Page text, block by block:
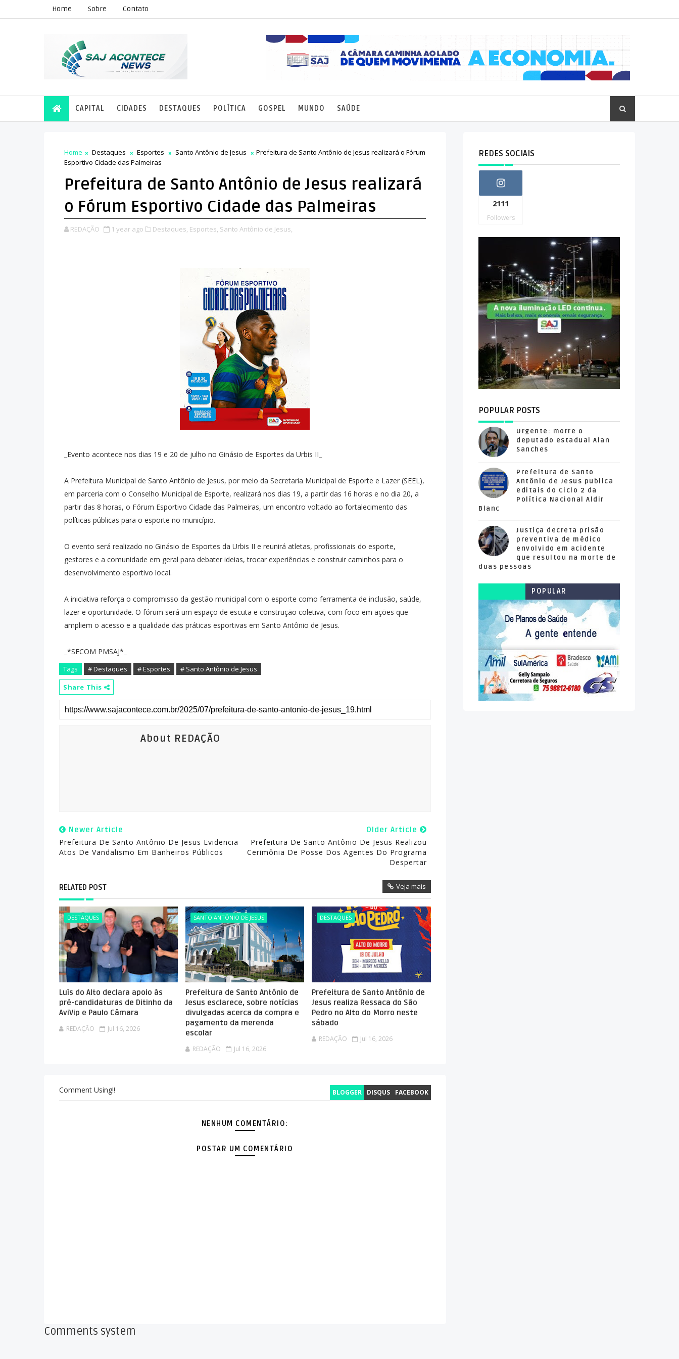
Home Sobre Contato
CAPITAL CIDADES DESTAQUES POLÍTICA GOSPEL MUNDO SAÚDE
Home Destaques Esportes Santo Antônio de Jesus
Prefeitura de Santo Antônio de Jesus realizará o Fórum
Esportivo Cidade das Palmeiras
Prefeitura de Santo Antônio de Jesus realizará
o Fórum Esportivo Cidade das Palmeiras
REDAÇÃO 1 year ago Destaques, Esportes, Santo Antônio de Jesus,
_Evento acontece nos dias 19 e 20 de julho no Ginásio de Esportes da Urbis II_
A Prefeitura Municipal de Santo Antônio de Jesus, por meio da Secretaria Municipal de Esporte e Lazer (SEEL),
em parceria com o Conselho Municipal de Esporte, realizará nos dias 19, a partir das 16 horas e no dia 20, a
partir das 8 horas, o Fórum Esportivo Cidade das Palmeiras, um encontro voltado ao fortalecimento das
políticas públicas para o esporte no município.
O evento será realizado no Ginásio de Esportes da Urbis II e reunirá atletas, profissionais do esporte,
gestores e a comunidade em geral para debater ideias, trocar experiências e construir caminhos para o
desenvolvimento esportivo local.
A iniciativa reforça o compromisso da gestão municipal com o esporte como ferramenta de inclusão, saúde,
lazer e oportunidade. O fórum será um espaço de escuta e construção coletiva, com foco em ações que
ampliem o acesso e a qualidade das práticas esportivas em Santo Antônio de Jesus.
_*SECOM PMSAJ*_
Tags # Destaques # Esportes
# Santo Antônio de Jesus
Share This
About REDAÇÃO
Newer Article
Prefeitura De Santo Antônio De Jesus Evidencia
Atos De Vandalismo Em Banheiros Públicos
Older Article
Prefeitura De Santo Antônio De Jesus Realizou
Cerimônia De Posse Dos Agentes Do Programa
Despertar
RELATED POST Veja mais
DESTAQUES
Luís do Alto declara apoio às
pré-candidaturas de Ditinho da
AviVip e Paulo Câmara
REDAÇÃO Jul 16, 2026
SANTO ANTÔNIO DE JESUS
Prefeitura de Santo Antônio de
Jesus esclarece, sobre notícias
divulgadas acerca da compra e
pagamento da merenda
escolar
REDAÇÃO Jul 16, 2026
DESTAQUES
Prefeitura de Santo Antônio de
Jesus realiza Ressaca do São
Pedro no Alto do Morro neste
sábado
REDAÇÃO Jul 16, 2026
BLOGGER DISQUS FACEBOOK
Comment Using!!
NENHUM COMENTÁRIO:
POSTAR UM COMENTÁRIO
Comments system
REDES SOCIAIS
2111
Followers
POPULAR POSTS
Urgente: morre o
deputado estadual Alan
Sanches
Prefeitura de Santo
Antônio de Jesus publica
editais do Ciclo 2 da
Política Nacional Aldir
Blanc
Justiça decreta prisão
preventiva de médico
envolvido em acidente
que resultou na morte de
duas pessoas
POPULAR